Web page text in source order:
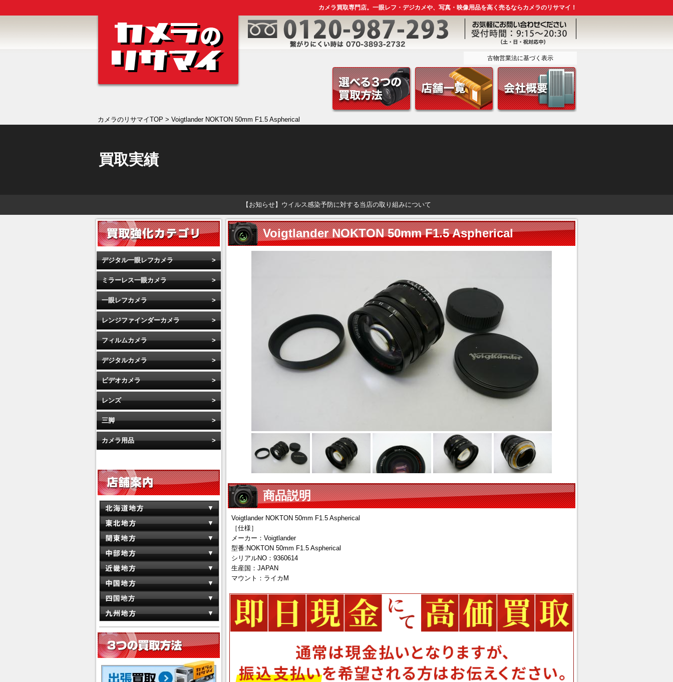
カメラ買取専門店。一眼レフ・デジカメや、写真・映像用品を高く売るならカメラのリサマイ！
古物営業法に基づく表示
カメラのリサマイTOP > Voigtlander NOKTON 50mm F1.5 Aspherical
買取実績
【お知らせ】ウイルス感染予防に対する当店の取り組みについて
Voigtlander NOKTON 50mm F1.5 Aspherical
商品説明
Voigtlander NOKTON 50mm F1.5 Aspherical
［仕様］
メーカー：Voigtlander
型番:NOKTON 50mm F1.5 Aspherical
シリアルNO：9360614
生産国：JAPAN
マウント：ライカM
デジタル一眼レフカメラ
ミラーレス一眼カメラ
一眼レフカメラ
レンジファインダーカメラ
フィルムカメラ
デジタルカメラ
ビデオカメラ
レンズ
三脚
カメラ用品